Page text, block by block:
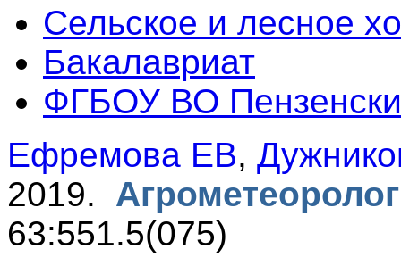
Сельское и лесное
Бакалавриат
ФГБОУ ВО
Ефремова ЕВ,
2019.
63:551.5(075)